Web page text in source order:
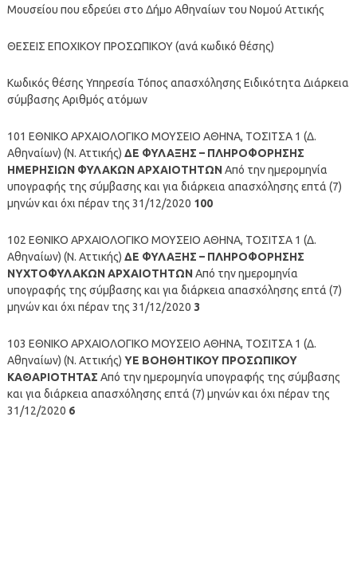
Μουσείου που εδρεύει στο Δήμο Αθηναίων του Νομού Αττικής
ΘΕΣΕΙΣ ΕΠΟΧΙΚΟΥ ΠΡΟΣΩΠΙΚΟΥ (ανά κωδικό θέσης)
Κωδικός θέσης Υπηρεσία Τόπος απασχόλησης Ειδικότητα Διάρκεια
σύμβασης Αριθμός ατόμων
101 ΕΘΝΙΚΟ ΑΡΧΑΙΟΛΟΓΙΚΟ ΜΟΥΣΕΙΟ ΑΘΗΝΑ, ΤΟΣΙΤΣΑ 1 (Δ.
Αθηναίων) (Ν. Αττικής) ΔΕ ΦΥΛΑΞΗΣ – ΠΛΗΡΟΦΟΡΗΣΗΣ
ΗΜΕΡΗΣΙΩΝ ΦΥΛΑΚΩΝ ΑΡΧΑΙΟΤΗΤΩΝΑπό την ημερομηνία
υπογραφής της σύμβασης και για διάρκεια απασχόλησης επτά (7)
μηνών και όχι πέραν της 31/12/2020 100
102 ΕΘΝΙΚΟ ΑΡΧΑΙΟΛΟΓΙΚΟ ΜΟΥΣΕΙΟ ΑΘΗΝΑ, ΤΟΣΙΤΣΑ 1 (Δ.
Αθηναίων) (Ν. Αττικής) ΔΕ ΦΥΛΑΞΗΣ – ΠΛΗΡΟΦΟΡΗΣΗΣ
ΝΥΧΤΟΦΥΛΑΚΩΝ ΑΡΧΑΙΟΤΗΤΩΝΑπό την ημερομηνία
υπογραφής της σύμβασης και για διάρκεια απασχόλησης επτά (7)
μηνών και όχι πέραν της 31/12/2020 3
103 ΕΘΝΙΚΟ ΑΡΧΑΙΟΛΟΓΙΚΟ ΜΟΥΣΕΙΟ ΑΘΗΝΑ, ΤΟΣΙΤΣΑ 1 (Δ.
Αθηναίων) (Ν. Αττικής) ΥΕ ΒΟΗΘΗΤΙΚΟΥ ΠΡΟΣΩΠΙΚΟΥ
ΚΑΘΑΡΙΟΤΗΤΑΣ Από την ημερομηνία υπογραφής της σύμβασης
και για διάρκεια απασχόλησης επτά (7) μηνών και όχι πέραν της
31/12/2020 6